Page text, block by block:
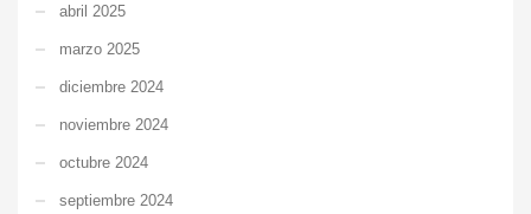
abril 2025
marzo 2025
diciembre 2024
noviembre 2024
octubre 2024
septiembre 2024